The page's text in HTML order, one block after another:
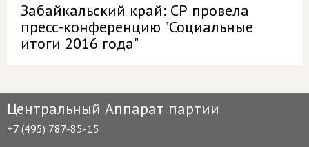
Забайкальский край: СР провела
пресс-конференцию "Социальные
итоги 2016 года"
Центральный Аппарат партии
+7 (495) 787-85-15